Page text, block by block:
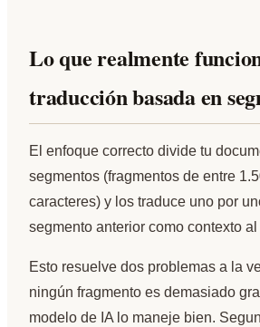
Lo que realmente
traducción basada en
El enfoque correcto divide tu
segmentos (fragmentos de entre
caracteres) y los traduce uno por
segmento anterior como contexto
Esto resuelve dos problemas a la
ningún fragmento es demasiado
modelo de IA lo maneje bien.